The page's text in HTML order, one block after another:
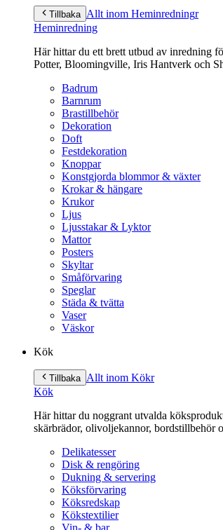
Tillbaka Allt inom Heminredningr
Heminredning
Här hittar du ett brett utbud av inredning
Potter, Bloomingville, Iris Hantverk och
Badrum
Barnrum
Brastillbehör
Dekoration
Doft
Festdekoration
Knoppar
Konstgjorda blommor & växter
Krokar & hängare
Krukor
Ljus
Ljusstakar & Lyktor
Mattor
Posters
Skyltar
Småförvaring
Speglar
Städa & tvätta
Vaser
Väskor
Kök
Tillbaka Allt inom Kökr
Kök
Här hittar du noggrant utvalda
skärbrädor, olivoljekannor, bordstillbehör
Delikatesser
Disk & rengöring
Dukning & servering
Köksförvaring
Köksredskap
Kökstextilier
Vin- & bar